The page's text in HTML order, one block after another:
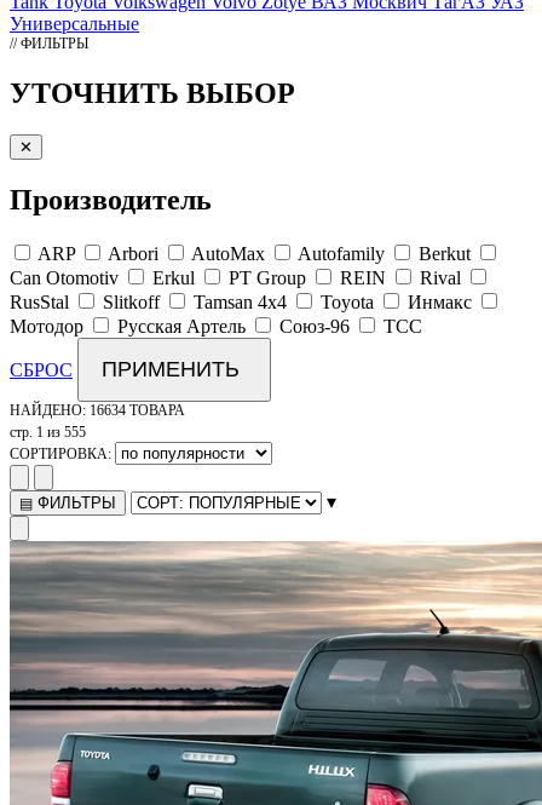
Универсальные
// ФИЛЬТРЫ
УТОЧНИТЬ ВЫБОР
✕
Производитель
ARP Arbori AutoMax Autofamily
Berkut
Can Otomotiv
Erkul PT Group REIN
Rival
RusStal
Slitkoff Tamsan 4x4 Toyota
Инмакс
Мотодор
Русская Артель Союз-96 ТСС
СБРОС ПРИМЕНИТЬ
НАЙДЕНО: 16634 ТОВАРА
стр. 1 из 555
СОРТИРОВКА:
▤ ФИЛЬТРЫ ▾